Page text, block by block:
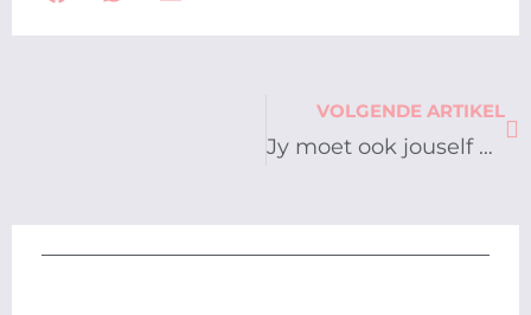
VOLGENDE ARTIKEL
Jy moet ook jouself kan vergewe